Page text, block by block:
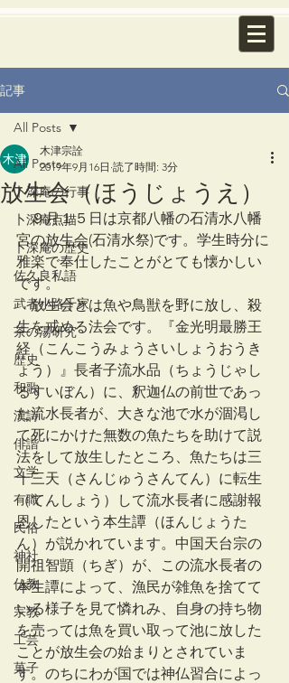
記事
All Posts
卜深庵の行事
卜深庵点描
卜深庵の歴史
佐久良私語
武者小路千家
茶の湯研究
歴史
和歌
漢詩
俳諧
文学
有職
民俗
神社
仏教
宗教
工芸
菓子
All Posts
放生会（ほうじょうえ）
木津宗詮
2019年9月16日 読了時間: 3分
９月１５日は京都八幡の石清水八幡
宮の放生会(石清水祭)です。学生時分に
雅楽で奉仕したことがとても懐かしい
です。
放生会とは魚や鳥獣を野に放し、殺
生を戒める法会です。『金光明最勝王
経（こんこうみょうさいしょうおうき
ょう）』長者子流水品（ちょうじゃし
るすいぼん）に、釈迦仏の前世であっ
た流水長者が、大きな池で水が涸渇し
て死にかけた無数の魚たちを助けて説
法をして放生したところ、魚たちは三
十三天（さんじゅうさんてん）に転生
（てんしょう）して流水長者に感謝報
恩したという本生譚（ほんじょうた
ん）が説かれています。中国天台宗の
開祖智顗（ちぎ）が、この流水長者の
本生譚によって、漁民が雑魚を捨てて
いる様子を見て憐れみ、自身の持ち物
を売っては魚を買い取って池に放した
ことが放生会の始まりとされていま
す。のちにわが国では神仏習合によっ